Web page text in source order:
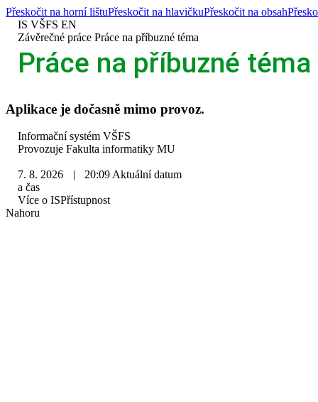
Přeskočit na horní lištuPřeskočit na hlavičkuPřeskočit na obsah
IS VŠFS EN
>
Závěrečné práce >
Práce na příbuzné téma
Práce na příbuzné téma
Aplikace je dočasně mimo provoz.
IS
VŠFS
Informační systém VŠFS
ProvozujeFakulta informatiky MU
7. 8. 2026 | 20:09Aktuální datum
a čas
Více o ISPřístupnost
Nahoru